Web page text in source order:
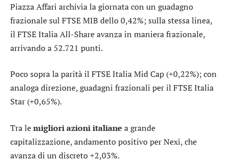
Piazza Affari archivia la giornata con un guadagno
frazionale sul FTSE MIB dello 0,42%; sulla stessa linea,
il FTSE Italia All-Shareavanza in maniera frazionale,
arrivando a 52.721 punti.
Poco sopra la parità il FTSE Italia Mid Cap (+0,22%); con
analoga direzione, guadagni frazionali per il FTSE Italia
Star (+0,65%).
Tra lemigliori azioni italiane a grande
capitalizzazione, andamento positivo perNexi, che
avanza di un discreto +2,03%.